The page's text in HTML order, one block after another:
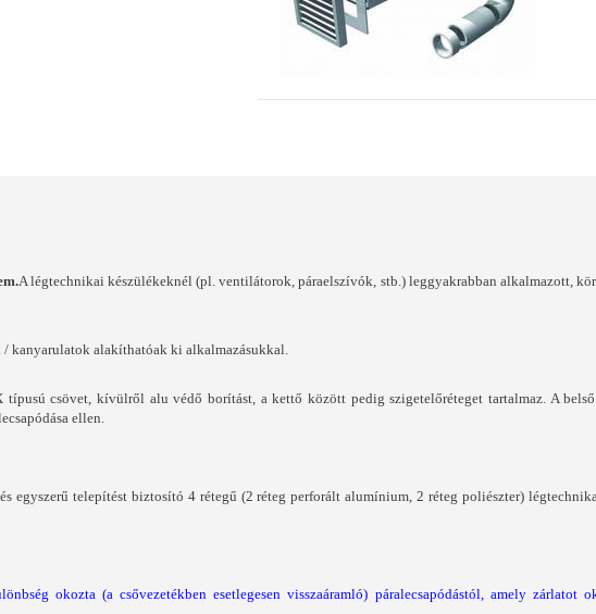
A légtechnikai készülékeknél (pl. ventilátorok, páraelszívók, stb.) leggyakrabban alkalmazott,
/ kanyarulatok alakíthatóak ki alkalmazásukkal.
csövet, kívülről alu védő borítást, a kettő között pedig szigetelőréteget tartalmaz. A
ellen.
egyszerű telepítést biztosító 4 rétegű (2 réteg perforált alumínium, 2 réteg poliészter)
okozta (a csővezetékben esetlegesen visszaáramló) páralecsapódástól, amely